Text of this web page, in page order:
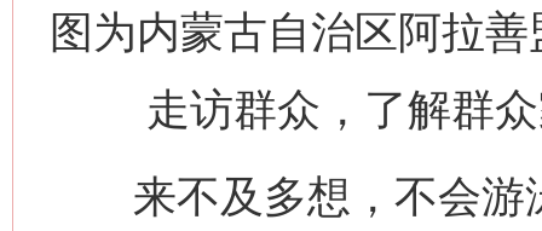
图为内蒙古自治区阿拉
走访群众，了解群
来不及多想，不会游